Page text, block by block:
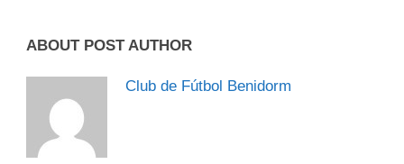
ABOUT POST AUTHOR
Club de Fútbol Benidorm